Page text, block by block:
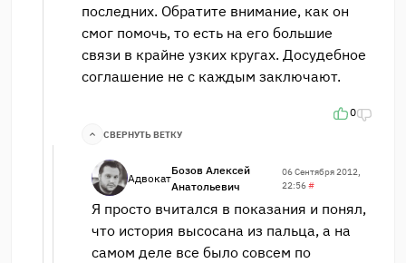
последних. Обратите внимание, как он
смог помочь, то есть на его большие
связи в крайне узких кругах. Досудебное
соглашение не с каждым заключают.
0
СВЕРНУТЬ ВЕТКУ
Адвокат
Бозов Алексей
Анатольевич
06 Сентября 2012,
22:56#
Я просто вчитался в показания и понял,
что история высосана из пальца, а на
самом деле все было совсем по